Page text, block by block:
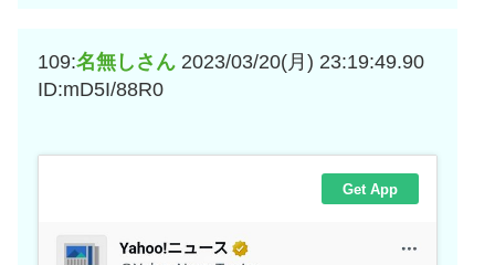
109:名無しさん 2023/03/20(月) 23:19:49.90
ID:mD5I/88R0